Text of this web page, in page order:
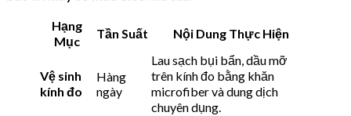
Hạng
Mục
Tần Suất Nội Dung Thực Hiện
Vệ sinh
kính đo
Hàng
ngày
Lau sạch bụi bẩn, dầu mỡ
trên kính đo bằng khăn
microfiber và dung dịch
chuyên dụng.